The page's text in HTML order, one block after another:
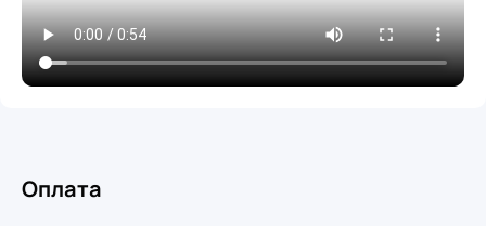
Оплата